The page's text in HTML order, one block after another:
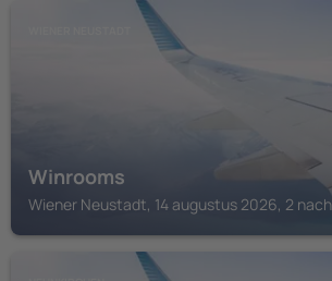
Winrooms
Wiener Neustadt, 14 augustus 2026, 2